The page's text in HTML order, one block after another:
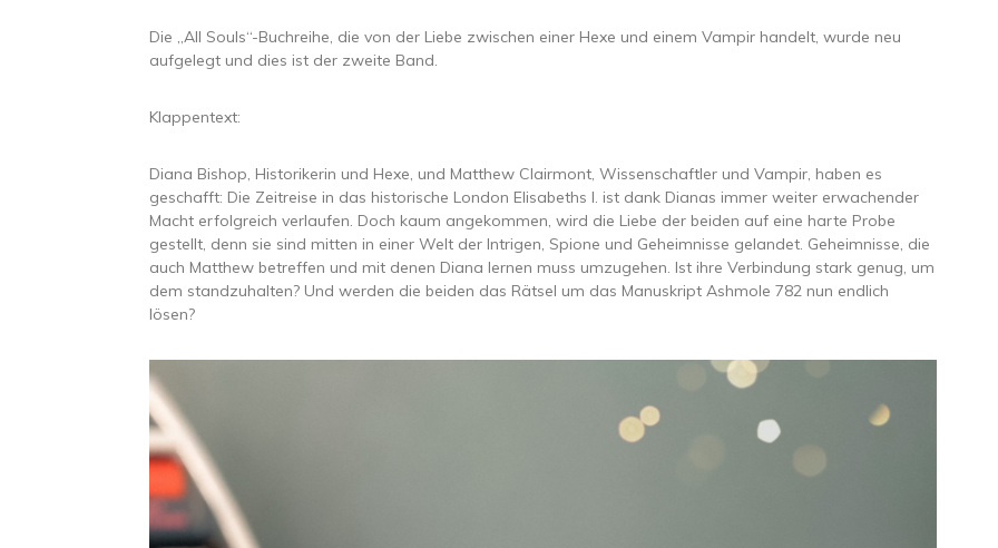
Die „All Souls“-Buchreihe, die von der Liebe zwischen einer Hexe und einem Vampir handelt, wurde neu
aufgelegt und dies ist der zweite Band.
Klappentext:
Diana Bishop, Historikerin und Hexe, und Matthew Clairmont, Wissenschaftler und Vampir, haben es
geschafft: Die Zeitreise in das historische London Elisabeths I. ist dank Dianas immer weiter erwachender
Macht erfolgreich verlaufen. Doch kaum angekommen, wird die Liebe der beiden auf eine harte Probe
gestellt, denn sie sind mitten in einer Welt der Intrigen, Spione und Geheimnisse gelandet. Geheimnisse, die
auch Matthew betreffen und mit denen Diana lernen muss umzugehen. Ist ihre Verbindung stark genug, um
dem standzuhalten? Und werden die beiden das Rätsel um das Manuskript Ashmole 782 nun endlich
lösen?